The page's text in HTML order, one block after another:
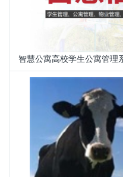
智慧公寓高校学生公寓管理